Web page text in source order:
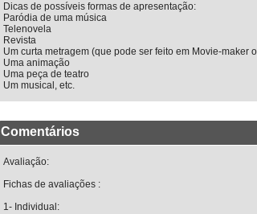
Dicas de possíveis formas de apresentação:
Paródia de uma música
Telenovela
Revista
Um curta metragem (que pode ser feito em Movie-maker
Uma animação
Uma peça de teatro
Um musical, etc.
Comentários
Avaliação:
Fichas de avaliações :
1- Individual: